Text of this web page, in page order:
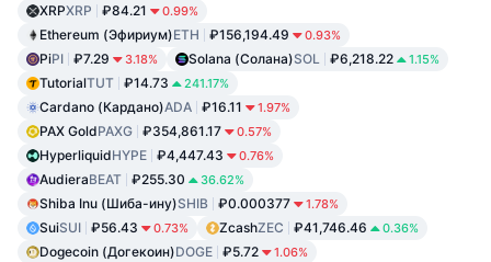
XRPXRP ₽84.21 0.99%
Ethereum (Эфириум)ETH ₽156,194.49 0.93%
PiPI ₽7.29 3.18% Solana (Солана)SOL ₽6,218.22 1.15%
TutorialTUT ₽14.73 241.17%
Cardano (Кардано)ADA ₽16.11 1.97%
PAX GoldPAXG ₽354,861.17 0.57%
HyperliquidHYPE ₽4,447.43 0.76%
AudieraBEAT ₽255.30 36.62%
Shiba Inu (Шиба-ину)SHIB ₽0.000377 1.78%
SuiSUI ₽56.43 0.73% ZcashZEC ₽41,746.46 0.36%
Dogecoin (Догекоин)DOGE ₽5.72 1.06%